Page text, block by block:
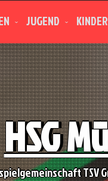
JUGEND KINDER
HSG
TSV